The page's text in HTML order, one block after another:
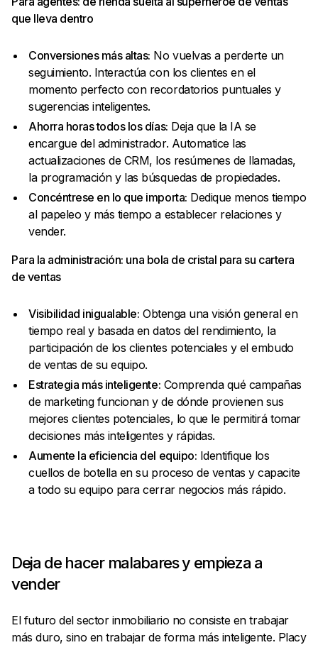
que lleva dentro
Conversiones más altas: No vuelvas a perderte un
seguimiento. Interactúa con los clientes en el
momento perfecto con recordatorios puntuales y
sugerencias inteligentes.
Ahorra horas todos los días: Deja que la IA se
encargue del administrador. Automatice las
actualizaciones de CRM, los resúmenes de llamadas,
la programación y las búsquedas de propiedades.
Concéntrese en lo que importa: Dedique menos tiempo
al papeleo y más tiempo a establecer relaciones y
vender.
Para la administración: una bola de cristal para su cartera
de ventas
Visibilidad inigualable: Obtenga una visión general en
tiempo real y basada en datos del rendimiento, la
participación de los clientes potenciales y el embudo
de ventas de su equipo.
Estrategia más inteligente: Comprenda qué campañas
de marketing funcionan y de dónde provienen sus
mejores clientes potenciales, lo que le permitirá tomar
decisiones más inteligentes y rápidas.
Aumente la eficiencia del equipo: Identifique los
cuellos de botella en su proceso de ventas y capacite
a todo su equipo para cerrar negocios más rápido.
Deja de hacer malabares y empieza a
vender
El futuro del sector inmobiliario no consiste en trabajar
más duro, sino en trabajar de forma más inteligente. Placy